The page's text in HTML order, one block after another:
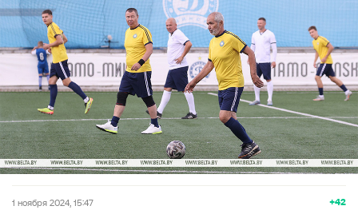
+42
1 ноября 2024, 15:47